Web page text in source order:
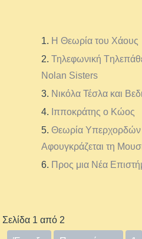
Η Θεωρία του Χάους
Τηλεφωνική
Nolan Sisters
Νικόλα Τέσλα και
Ιπποκράτης o Κώος
Θεωρία Yπερχορδών
Αφουγκράζεται τη
Προς μια Νέα
Σελίδα 1 από 2